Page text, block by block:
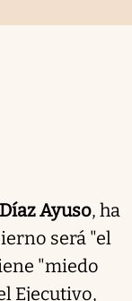
Ayuso, ha
será "el
"miedo
Ejecutivo,